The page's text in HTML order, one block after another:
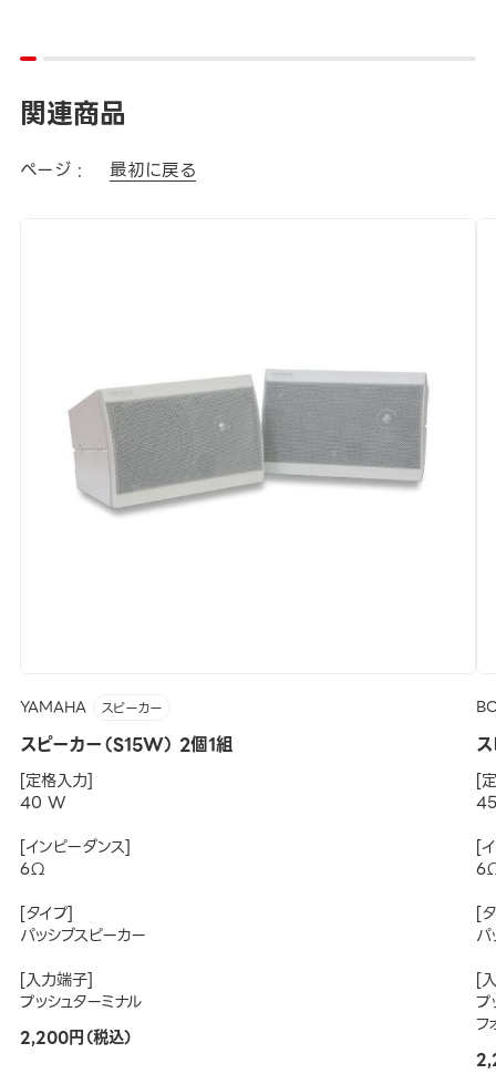
関連商品
ページ : 最初に戻る
YAMAHA スピーカー
スピーカー（S15W） 2個1組
[定格入力]
40 W
[インピーダンス]
6Ω
[タイプ]
パッシブスピーカー
[入力端子]
プッシュターミナル
2,200円（税込）
[
[
[
パ
[
プ
フ